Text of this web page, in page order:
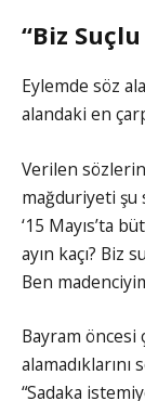
“Biz
Eylemde söz
alandaki en
Verilen sözlerin
mağduriyeti şu
‘15 Mayıs’ta
ayın kaçı? Biz
Ben
Bayram öncesi
“Sadaka